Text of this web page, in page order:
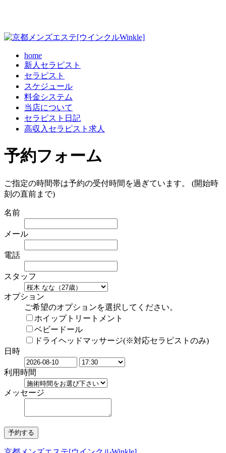
home
新人セラピスト
セラピスト
スケジュール
料金システム
当店について
セラピスト日記
高収入セラピスト求人
予約フォーム
ご指定の時間帯は予約の受付時間を過ぎています。 (開始時
刻の直前まで)
名前
メール
電話
スタッフ
オプション
ご希望のオプションを選択してください。
ホイップトリートメント
ベビードール
ドライヘッドマッサージ(※対応セラピストのみ)
日時
利用時間
メッセージ